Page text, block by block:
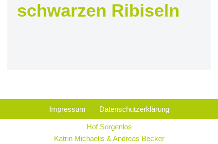
schwarzen Ribiseln
Impressum Datenschutzerklärung
Hof Sorgenlos
Katrin Michaelis & Andreas Becker